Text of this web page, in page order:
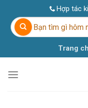
content
Hợp tác
Tìm
kiếm:
Trang